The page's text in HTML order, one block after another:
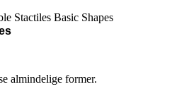
Stactiles Basic Shapes
almindelige former.